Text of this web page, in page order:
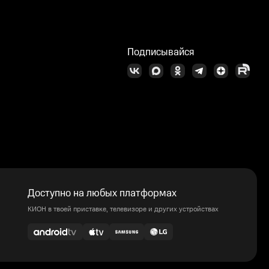
Подписывайся
Доступно на любых платформах
КИОН в твоей приставке, телевизоре и других устройствах